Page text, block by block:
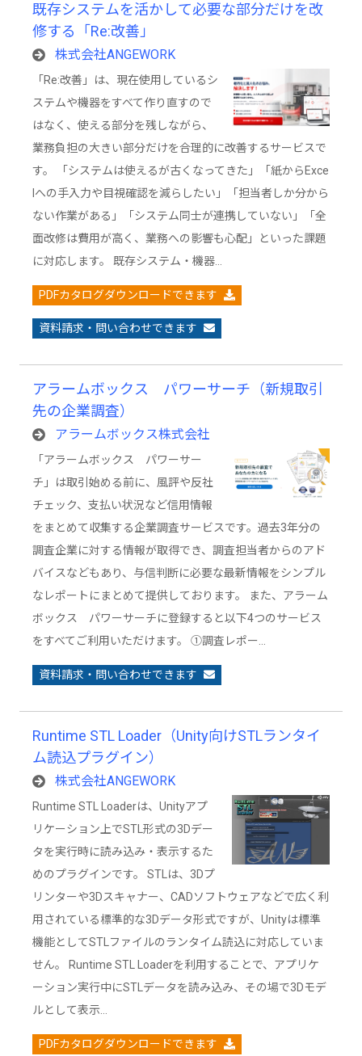
既存システムを活かして必要な部分だけを改
修する「Re:改善」
株式会社ANGEWORK
「Re:改善」は、現在使用しているシ
ステムや機器をすべて作り直すので
はなく、使える部分を残しながら、
業務負担の大きい部分だけを合理的に改善するサービスで
す。 「システムは使えるが古くなってきた」「紙からExce
lへの手入力や目視確認を減らしたい」「担当者しか分から
ない作業がある」「システム同士が連携していない」「全
面改修は費用が高く、業務への影響も心配」といった課題
に対応します。 既存システム・機器…
PDFカタログダウンロードできます
資料請求・問い合わせできます
アラームボックス パワーサーチ（新規取引
先の企業調査）
アラームボックス株式会社
「アラームボックス パワーサー
チ」は取引始める前に、風評や反社
チェック、支払い状況など信用情報
をまとめて収集する企業調査サービスです。過去3年分の
調査企業に対する情報が取得でき、調査担当者からのアド
バイスなどもあり、与信判断に必要な最新情報をシンプル
なレポートにまとめて提供しております。 また、アラーム
ボックス パワーサーチに登録すると以下4つのサービス
をすべてご利用いただけます。 ①調査レポー…
資料請求・問い合わせできます
Runtime STL Loader（Unity向けSTLランタイ
ム読込プラグイン）
株式会社ANGEWORK
Runtime STL Loaderは、Unityアプ
リケーション上でSTL形式の3Dデー
タを実行時に読み込み・表示するた
めのプラグインです。 STLは、3Dプ
リンターや3Dスキャナー、CADソフトウェアなどで広く利
用されている標準的な3Dデータ形式ですが、Unityは標準
機能としてSTLファイルのランタイム読込に対応していま
せん。 Runtime STL Loaderを利用することで、アプリケ
ーション実行中にSTLデータを読み込み、その場で3Dモデ
ルとして表示…
PDFカタログダウンロードできます